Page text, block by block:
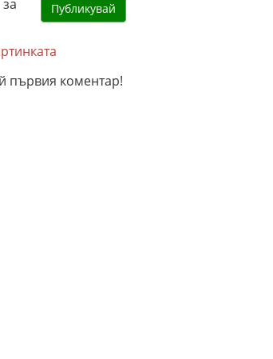
първия коментар!